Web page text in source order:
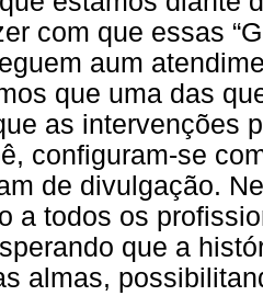
com que essas
aum
que uma das
as intervenções
configuram-se
de divulgação.
a todos os
que a
almas,